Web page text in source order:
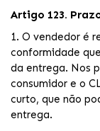
Artigo 123.
1. O vendedor é
conformidade
da entrega. Nos
consumidor e o
curto, que não
entrega.